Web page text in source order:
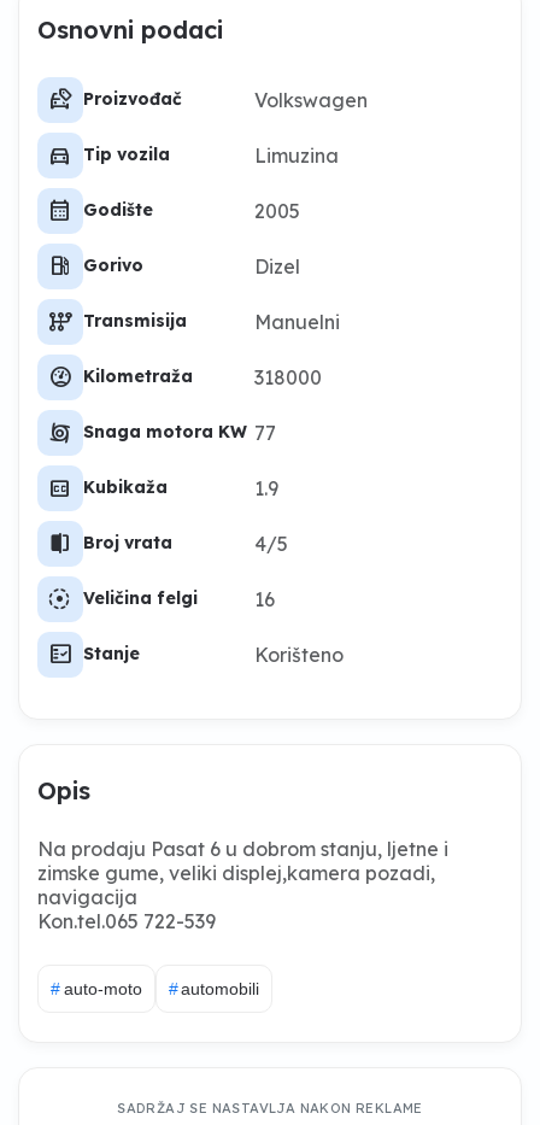
Osnovni podaci
car_tag Proizvođač Volkswagen
directions_car Tip vozila Limuzina
calendar_month Godište 2005
local_gas_station Gorivo Dizel
auto_transmission Transmisija Manuelni
swap_driving_apps_wheel Kilometraža 318000
cyclone Snaga motora KW 77
closed_caption Kubikaža 1.9
split_scene_left Broj vrata 4/5
filter_tilt_shift Veličina felgi 16
fact_check Stanje Korišteno
Opis
Na prodaju Pasat 6 u dobrom stanju, ljetne i
zimske gume, veliki displej,kamera pozadi,
navigacija
Kon.tel.065 722-539
#auto-moto #automobili
SADRŽAJ SE NASTAVLJA NAKON REKLAME